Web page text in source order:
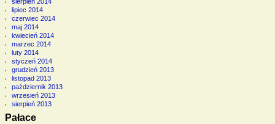
lipiec 2014
czerwiec 2014
maj 2014
kwiecień 2014
marzec 2014
luty 2014
styczeń 2014
grudzień 2013
listopad 2013
październik 2013
wrzesień 2013
sierpień 2013
Pałace